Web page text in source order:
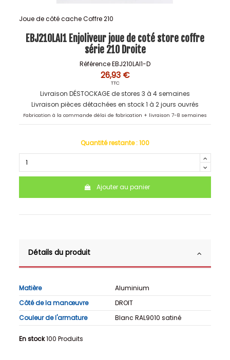
Joue de côté cache Coffre 210
EBJ210LAI1 Enjoliveur joue de coté store coffre
série 210 Droite
RéférenceEBJ210LAI1-D
26,93 €
TTC
Livraison DÉSTOCKAGE de stores 3 à 4 semaines
Livraison pièces détachées en stock 1 à 2 jours ouvrés
Fabrication à la commande délai de fabrication + livraison 7-8 semaines
Quantité restante :100
Ajouter au panier
Détails du produit
Matière
Aluminium
Côté de la manœuvre
DROIT
Couleur de l'armature
Blanc RAL9010 satiné
En stock100 Produits